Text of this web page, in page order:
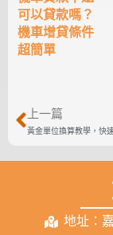
可以貸款嗎？
機車增貸條件
超簡單
上一篇
地址：